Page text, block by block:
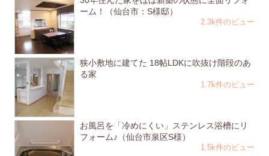
ーム！（仙台市：S様邸）
2.3k件のビュー
狭小敷地に建てた 18帖LDKに吹抜け階段のあ
る家
1.7k件のビュー
お風呂を「冷めにくい」ステンレス浴槽にリ
フォーム♪（仙台市泉区S様）
1.5k件のビュー